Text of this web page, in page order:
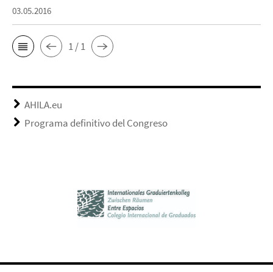
03.05.2016
1 / 1
AHILA.eu
Programa definitivo del Congreso